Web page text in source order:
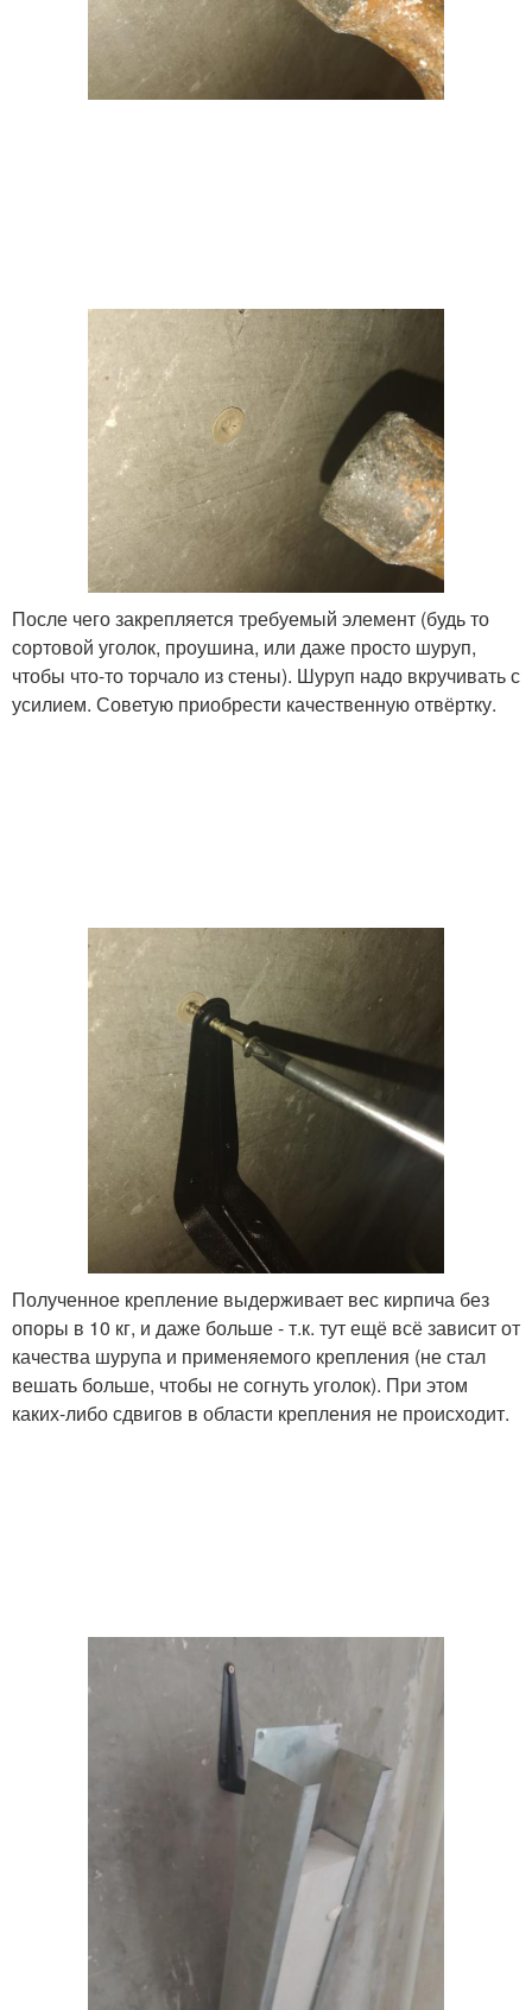
После чего закрепляется требуемый элемент (будь то
сортовой уголок, проушина, или даже просто шуруп,
чтобы что-то торчало из стены). Шуруп надо вкручивать с
усилием. Советую приобрести качественную отвёртку.
Полученное крепление выдерживает вес кирпича без
опоры в 10 кг, и даже больше - т.к. тут ещё всё зависит от
качества шурупа и применяемого крепления (не стал
вешать больше, чтобы не согнуть уголок). При этом
каких-либо сдвигов в области крепления не происходит.